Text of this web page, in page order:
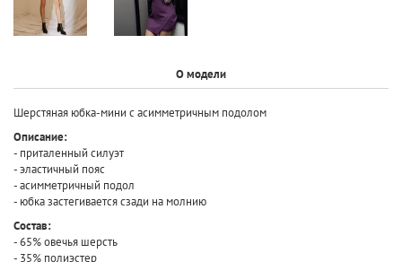
О модели
Шерстяная юбка-мини с асимметричным подолом
Описание:
- приталенный силуэт
- эластичный пояс
- асимметричный подол
- юбка застегивается сзади на молнию
Состав:
- 65% овечья шерсть
- 35% полиэстер